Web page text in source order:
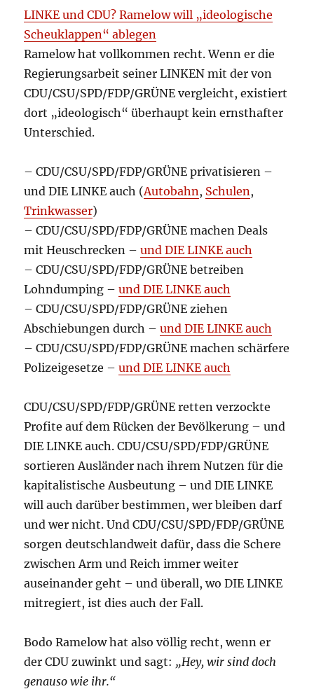
LINKE und CDU? Ramelow will „ideologische
Scheuklappen“ ablegen
Ramelow hat vollkommen recht. Wenn er die
Regierungsarbeit seiner LINKEN mit der von
CDU/CSU/SPD/FDP/GRÜNE vergleicht, existiert
dort „ideologisch“ überhaupt kein ernsthafter
Unterschied.
– CDU/CSU/SPD/FDP/GRÜNE privatisieren –
und DIE LINKE auch (Autobahn, Schulen,
Trinkwasser)
– CDU/CSU/SPD/FDP/GRÜNE machen Deals
mit Heuschrecken –und DIE LINKE auch
– CDU/CSU/SPD/FDP/GRÜNE betreiben
Lohndumping –und DIE LINKE auch
– CDU/CSU/SPD/FDP/GRÜNE ziehen
Abschiebungen durch –und DIE LINKE auch
– CDU/CSU/SPD/FDP/GRÜNE machen schärfere
Polizeigesetze –und DIE LINKE auch
CDU/CSU/SPD/FDP/GRÜNE retten verzockte
Profite auf dem Rücken der Bevölkerung – und
DIE LINKE auch. CDU/CSU/SPD/FDP/GRÜNE
sortieren Ausländer nach ihrem Nutzen für die
kapitalistische Ausbeutung – und DIE LINKE
will auch darüber bestimmen, wer bleiben darf
und wer nicht. Und CDU/CSU/SPD/FDP/GRÜNE
sorgen deutschlandweit dafür, dass die Schere
zwischen Arm und Reich immer weiter
auseinander geht – und überall, wo DIE LINKE
mitregiert, ist dies auch der Fall.
Bodo Ramelow hat also völlig recht, wenn er
der CDU zuwinkt und sagt: „Hey, wir sind doch
genauso wie ihr.“